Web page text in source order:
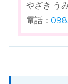
やざき う
電話：